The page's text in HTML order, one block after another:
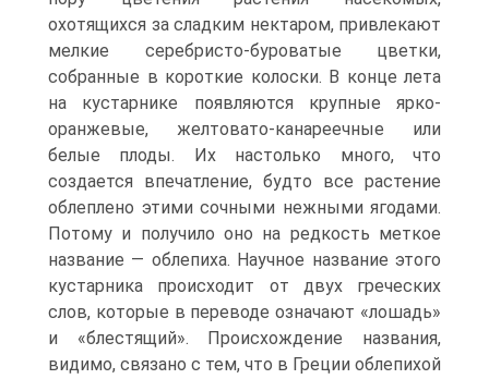
охотящихся за сладким нектаром, привлекают
мелкие серебристо-буроватые цветки,
собранные в короткие колоски. В конце лета
на кустарнике появляются крупные ярко-
оранжевые, желтовато-канареечные или
белые плоды. Их настолько много, что
создается впечатление, будто все растение
облеплено этими сочными нежными ягодами.
Потому и получило оно на редкость меткое
название — облепиха. Научное название этого
кустарника происходит от двух греческих
слов, которые в переводе означают «лошадь»
и «блестящий». Происхождение названия,
видимо, связано с тем, что в Греции облепихой